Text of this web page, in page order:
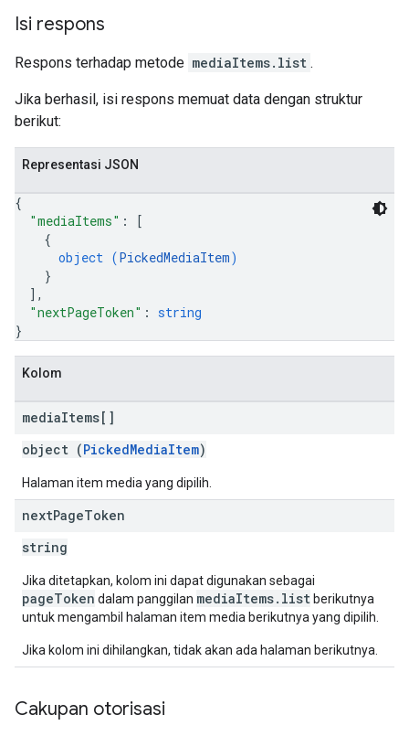
Isi respons
Respons terhadap metode mediaItems.list .
Jika berhasil, isi respons memuat data dengan struktur
berikut:
Representasi JSON
{
"mediaItems" :
[
{
object (PickedMediaItem)
}
] ,
"nextPageToken" : string
}
Kolom
mediaItems[]
object (PickedMediaItem)
Halaman item media yang dipilih.
nextPageToken
string
Jika ditetapkan, kolom ini dapat digunakan sebagai
pageToken dalam panggilan mediaItems.list berikutnya
untuk mengambil halaman item media berikutnya yang dipilih.
Jika kolom ini dihilangkan, tidak akan ada halaman berikutnya.
Cakupan otorisasi